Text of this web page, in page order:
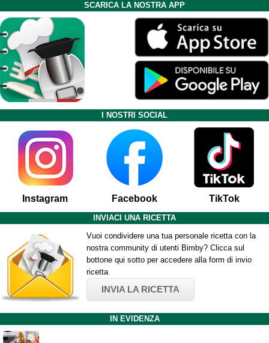
SCARICA LA NOSTRA APP
I NOSTRI SOCIAL
Instagram Facebook TikTok
INVIACI UNA RICETTA
Vuoi condividere una tua personale ricetta con la
nostra community di utenti Bimby? Clicca sul
bottone qui sotto per accedere alla form di invio
ricetta
INVIA LA RICETTA
IN EVIDENZA